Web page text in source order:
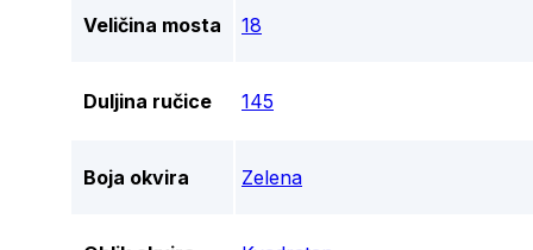
Veličina mosta 18
Duljina ručice 145
Boja okvira Zelena